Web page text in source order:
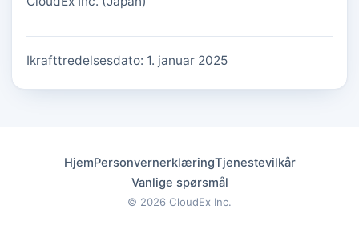
Ikrafttredelsesdato: 1. januar 2025
HjemPersonvernerklæringTjenestevilkår
Vanlige spørsmål
© 2026 CloudEx Inc.